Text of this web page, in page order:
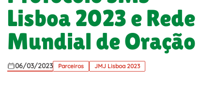
Lisboa 2023 e Rede
Mundial de Oração
06/03/2023 Parceiros JMJ Lisboa 2023